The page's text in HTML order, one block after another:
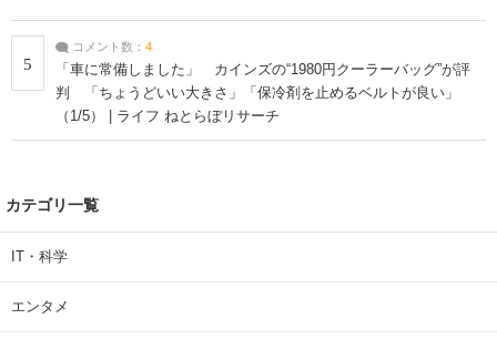
5
コメント数： 4
「車に常備しました」 カインズの“1980円クーラーバッグ”が評
判 「ちょうどいい大きさ」「保冷剤を止めるベルトが良い」
（1/5） | ライフ ねとらぼリサーチ
カテゴリ一覧
IT・科学
エンタメ